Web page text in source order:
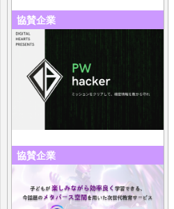
協賛企業
協賛企業